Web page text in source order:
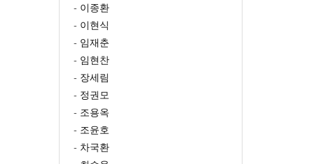
- 이종환
- 이현식
- 임재춘
- 임현찬
- 장세림
- 정권모
- 조용옥
- 조윤호
- 차국환